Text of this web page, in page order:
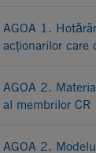
AGOA 1.
acționarilor care
AGOA 2.
al membrilor CR
AGOA 2.